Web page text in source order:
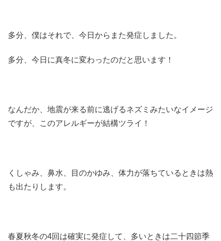
多分、僕はそれで、今日からまた発症しました。
多分、今日に真冬に変わったのだと思います！
なんだか、地震が来る前に逃げるネズミみたいなイメージ
ですが、このアレルギーが結構ツライ！
くしゃみ、鼻水、目のかゆみ、体力が落ちているときは熱
も出たりします。
春夏秋冬の4回は確実に発症して、多いときは二十四節季